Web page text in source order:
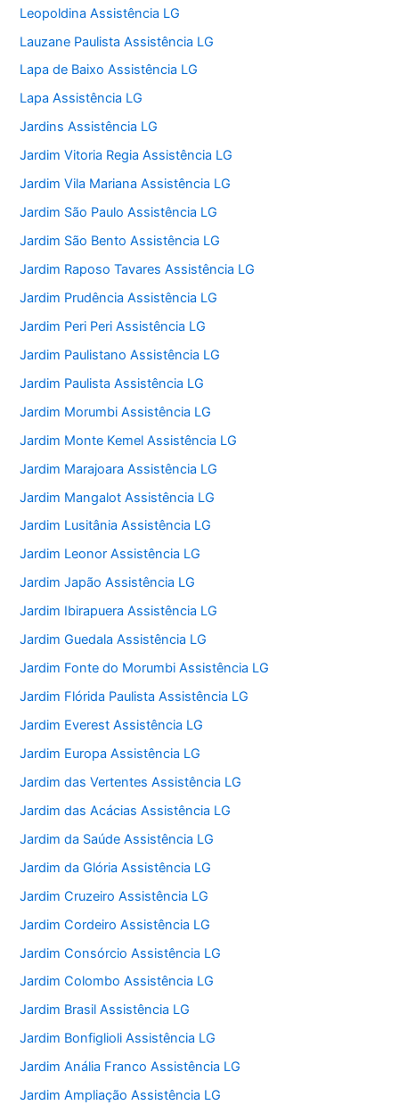
Leopoldina Assistência LG
Lauzane Paulista Assistência LG
Lapa de Baixo Assistência LG
Lapa Assistência LG
Jardins Assistência LG
Jardim Vitoria Regia Assistência LG
Jardim Vila Mariana Assistência LG
Jardim São Paulo Assistência LG
Jardim São Bento Assistência LG
Jardim Raposo Tavares Assistência LG
Jardim Prudência Assistência LG
Jardim Peri Peri Assistência LG
Jardim Paulistano Assistência LG
Jardim Paulista Assistência LG
Jardim Morumbi Assistência LG
Jardim Monte Kemel Assistência LG
Jardim Marajoara Assistência LG
Jardim Mangalot Assistência LG
Jardim Lusitânia Assistência LG
Jardim Leonor Assistência LG
Jardim Japão Assistência LG
Jardim Ibirapuera Assistência LG
Jardim Guedala Assistência LG
Jardim Fonte do Morumbi Assistência LG
Jardim Flórida Paulista Assistência LG
Jardim Everest Assistência LG
Jardim Europa Assistência LG
Jardim das Vertentes Assistência LG
Jardim das Acácias Assistência LG
Jardim da Saúde Assistência LG
Jardim da Glória Assistência LG
Jardim Cruzeiro Assistência LG
Jardim Cordeiro Assistência LG
Jardim Consórcio Assistência LG
Jardim Colombo Assistência LG
Jardim Brasil Assistência LG
Jardim Bonfiglioli Assistência LG
Jardim Anália Franco Assistência LG
Jardim Ampliação Assistência LG